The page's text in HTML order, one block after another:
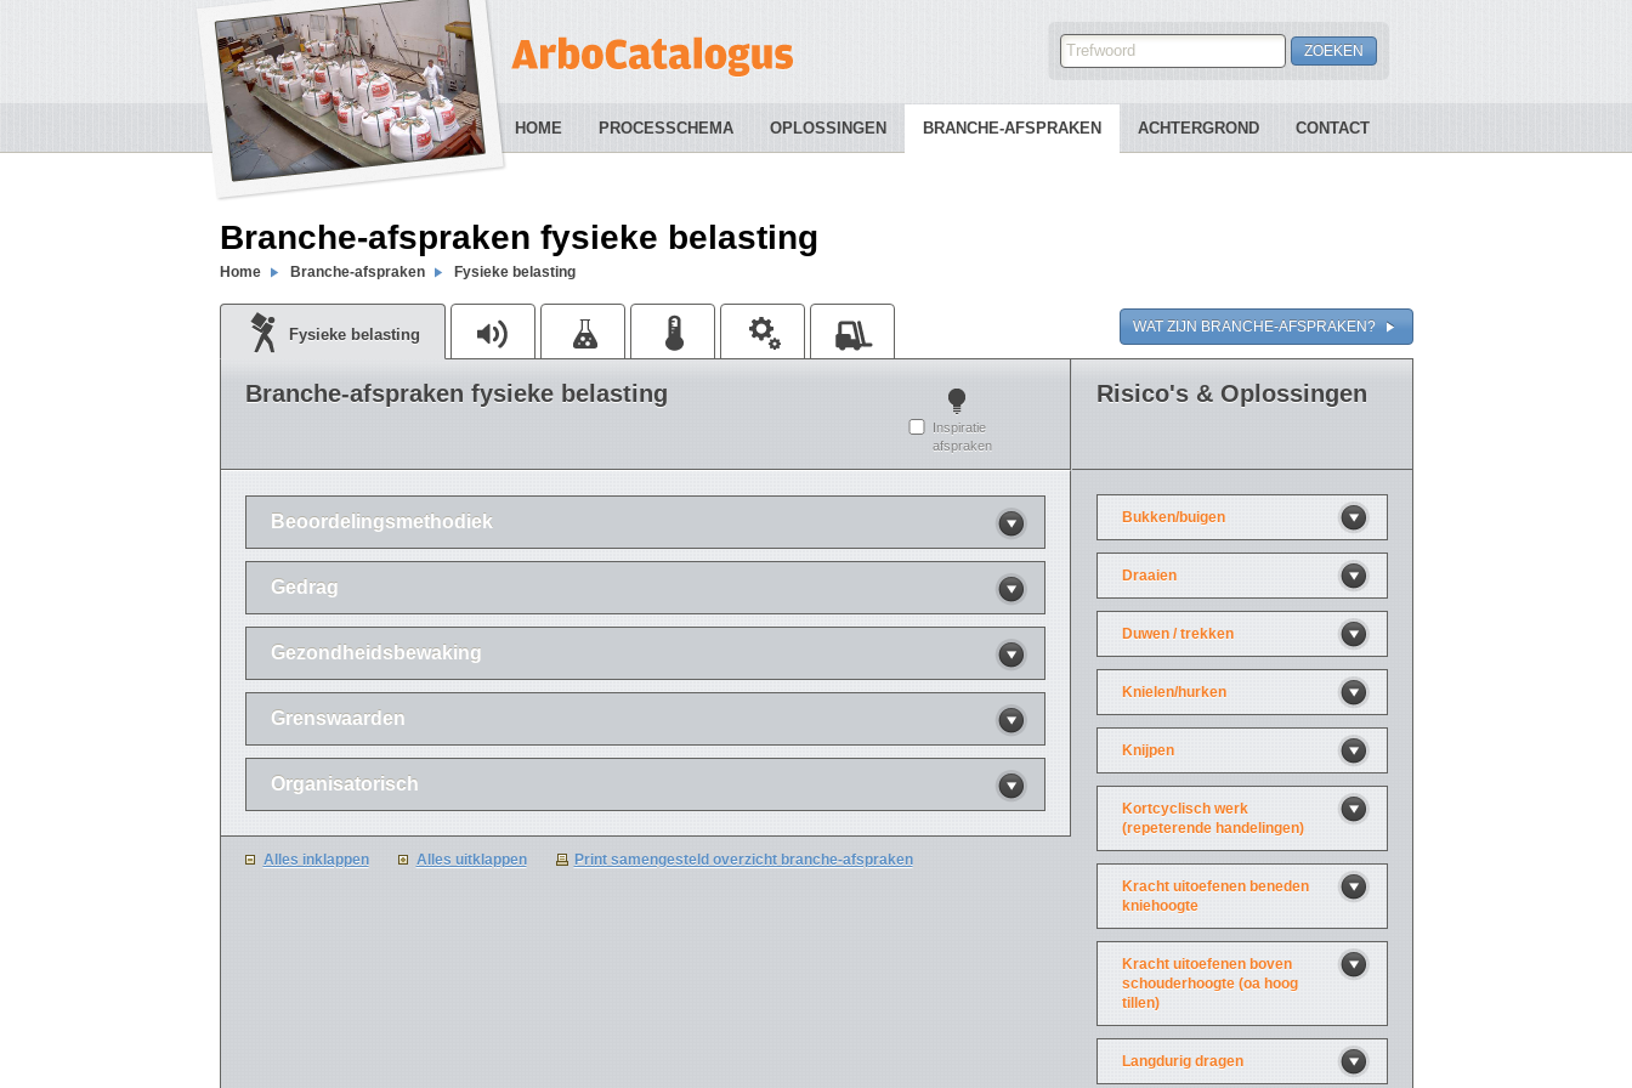
HOME PROCESSCHEMA OPLOSSINGEN BRANCHE-AFSPRAKEN ACHTERGROND CONTACT
Branche-afspraken fysieke belasting
Home Branche-afspraken Fysieke belasting
Fysieke belasting WAT ZIJN BRANCHE-AFSPRAKEN?
Branche-afspraken fysieke belasting
Inspiratie
afspraken
Beoordelingsmethodiek
Gedrag
Gezondheidsbewaking
Grenswaarden
Organisatorisch
Alles inklappen Alles uitklappen Print samengesteld overzicht branche-afspraken
Risico's & Oplossingen
Bukken/buigen
Draaien
Duwen / trekken
Knielen/hurken
Knijpen
Kortcyclisch werk
(repeterende handelingen)
Kracht uitoefenen beneden
kniehoogte
Kracht uitoefenen boven
schouderhoogte (oa hoog
tillen)
Langdurig dragen